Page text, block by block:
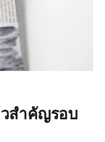
สำคัญรอบ